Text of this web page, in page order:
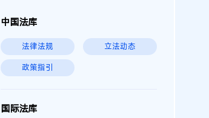
中国法库
法律法规 立法动态
政策指引
国际法库